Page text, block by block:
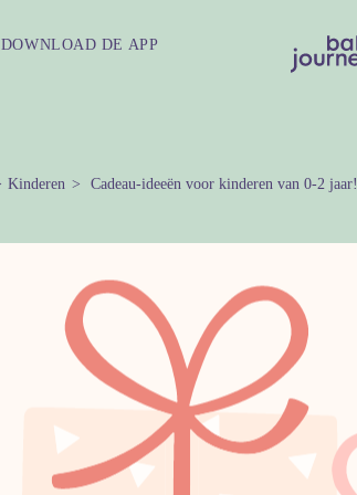
DOWNLOAD DE APP
Kinderen Cadeau-ideeën voor kinderen van 0-2 jaar!